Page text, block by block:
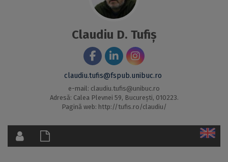
Claudiu D. Tufiș
claudiu.tufis@fspub.unibuc.ro
e-mail: claudiu.tufis@unibuc.ro
Adresă: Calea Plevnei 59, București, 010223.
Pagină web: http://tufis.ro/claudiu/